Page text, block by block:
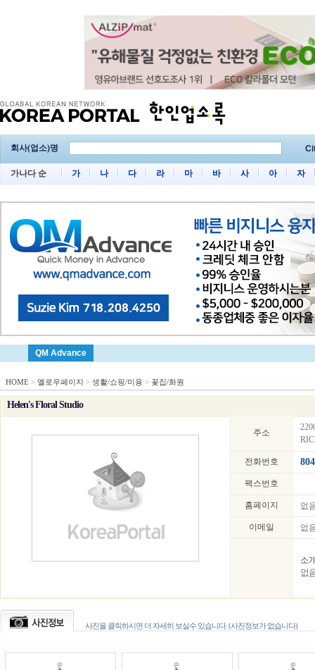
회사(업소)명
가나다 순 가 나 다 라 마 바 사 아 자
QM Advance
HOME > 옐로우페이지 > 생활/쇼핑/미용 > 꽃집/화원
Helen's Floral Studio
주소
전화번호
팩스번호
홈페이지 없
이메일 없
소
없
사진을 클릭하시면 더 자세히 보실수 있습니다. (사진정보가 없습니다)